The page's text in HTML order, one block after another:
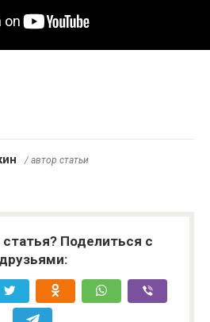
/ автор статьи
Поделиться с
друзьями: